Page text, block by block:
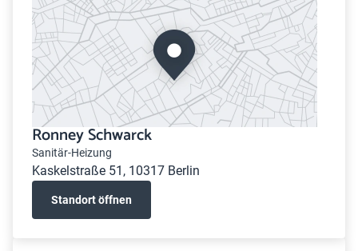
Ronney Schwarck
Sanitär-Heizung
Kaskelstraße 51, 10317 Berlin
Standort öffnen